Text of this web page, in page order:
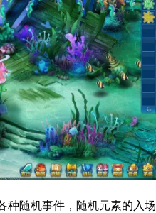
种随机事件，随机元素的入场